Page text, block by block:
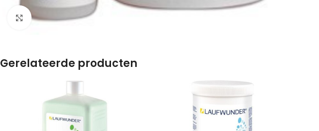
Klik om te vergroten
Gerelateerde producten